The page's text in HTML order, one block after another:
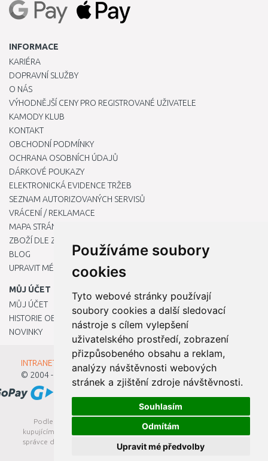
Používáme soubory
cookies
Tyto webové stránky používají
soubory cookies a další sledovací
nástroje s cílem vylepšení
uživatelského prostředí, zobrazení
přizpůsobeného obsahu a reklam,
analýzy návštěvnosti webových
stránek a zjištění zdroje návštěvnosti.
Souhlasím
Odmítám
Upravit mé předvolby
INFORMACE
KARIÉRA
DOPRAVNÍ SLUŽBY
O NÁS
VÝHODNĚJŠÍ CENY PRO REGISTROVANÉ UŽIVATELE
KAMODY KLUB
KONTAKT
OBCHODNÍ PODMÍNKY
OCHRANA OSOBNÍCH ÚDAJŮ
DÁRKOVÉ POUKAZY
ELEKTRONICKÁ EVIDENCE TRŽEB
SEZNAM AUTORIZOVANÝCH SERVISŮ
VRÁCENÍ / REKLAMACE
MAPA STRÁNKY
ZBOŽÍ DLE ZNAČEK
BLOG
UPRAVIT MÉ PŘEDVOLBY COOKIES
MŮJ ÚČET
MŮJ ÚČET
HISTORIE OBJEDNÁVEK
NOVINKY
INTRANET - Přihlášení pro zaměstnance
© 2004 - 2026
Kamody s.r.o.
Podle zákona o evidenci tržeb je prodávající povinen vystavit
kupujícímu účtenku. Zároveň je povinen zaevidovat přijatou tržbu u
správce daně online; v případě technického výpadku pak nejpozději
do 48 hodin.